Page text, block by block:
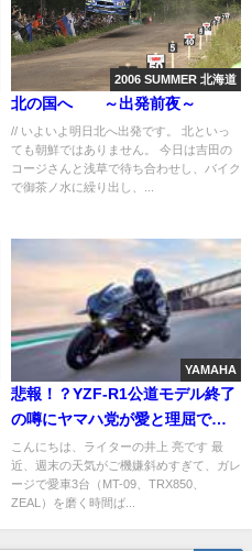
2006 SUMMER 北海道
北の国へ ～出発前夜～
// いよいよ明日北へ出発です。 北といっ
ても朝鮮ではありません。 今日は吉田の
コージさんと浅草で待ち合わせし、バイク
で御茶ノ水に繰り出し、...
YAMAHA
悲報！？YZF-R1公道モデル終了
の噂にヤマハ党が愛と理屈で立
ち向かう
こんにちは、ライターの井上 亮です 最
近、週末の天気がご機嫌斜めすぎて、ガレ
ージで愛車3台（MT-09、TRX850、
ZEAL）を磨く時間ば...